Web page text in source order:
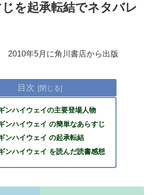
を起承転結でネタバレ
2010年5月に角川書店から出版
目次
ンハイウェイの主要登場人物
ンハイウェイ の簡単なあらすじ
ンハイウェイ の起承転結
ンハイウェイ を読んだ読書感想